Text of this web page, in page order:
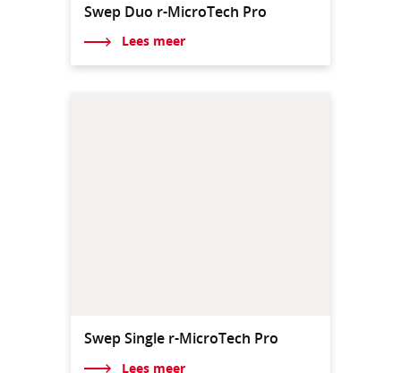
Swep Duo r-MicroTech Pro
Lees meer
Swep Single r-MicroTech Pro
Lees meer